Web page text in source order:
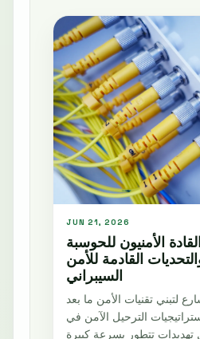
JUN 21, 2026
الأمنيون للحوسبة
القادمة للأمن
السيبراني
لتبني تقنيات الأمن ما بعد
الترحيل الآمن في